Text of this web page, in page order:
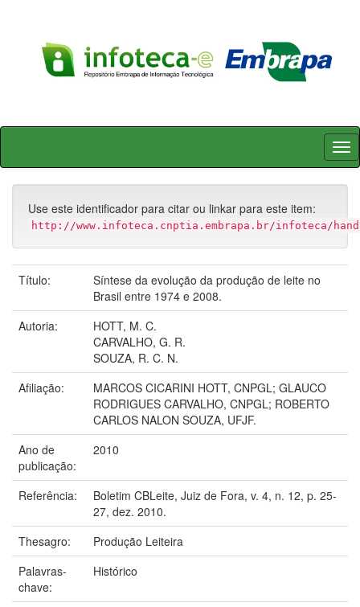
Skip
Use este identificador para citar ou linkar para este item:
http://www.infoteca.cnptia.embrapa.br/infoteca/
Título:
Síntese da evolução da produção de leite no
Brasil entre 1974 e 2008.
Autoria:
HOTT, M. C.
CARVALHO, G. R.
SOUZA, R. C. N.
Afiliação:
MARCOS CICARINI HOTT, CNPGL; GLAUCO
RODRIGUES CARVALHO, CNPGL; ROBERTO
CARLOS NALON SOUZA, UFJF.
Ano de
publicação:
2010
Referência:
Boletim CBLeite, Juiz de Fora, v. 4, n. 12, p. 25-
27, dez. 2010.
Thesagro:
Produção Leiteira
Palavras-
chave:
Histórico